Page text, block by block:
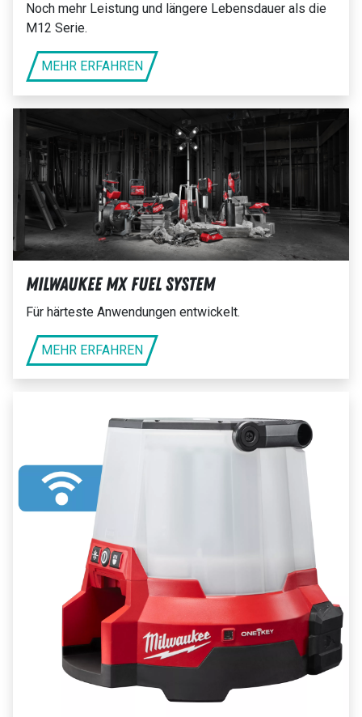
Noch mehr Leistung und längere Lebensdauer als die
M12 Serie.
MEHR ERFAHREN
Milwaukee MX Fuel System
Für härteste Anwendungen entwickelt.
MEHR ERFAHREN